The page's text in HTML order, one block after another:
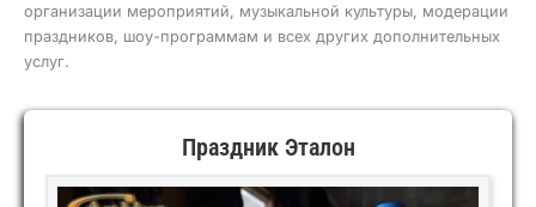
организации мероприятий, музыкальной культуры, модерации
праздников, шоу-программам и всех других дополнительных
услуг.
Праздник Эталон